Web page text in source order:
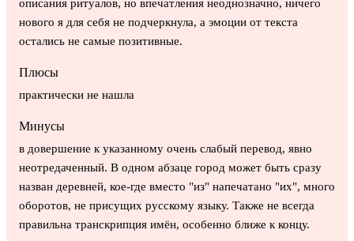
описания ритуалов, но впечатления неоднозначно, ничего
нового я для себя не подчеркнула, а эмоции от текста
остались не самые позитивные.
Плюсы
практически не нашла
Минусы
в довершение к указанному очень слабый перевод, явно
неотредаченный. В одном абзаце город может быть сразу
назван деревней, кое-где вместо "из" напечатано "их", много
оборотов, не присущих русскому языку. Также не всегда
правильна транскрипция имён, особенно ближе к концу.